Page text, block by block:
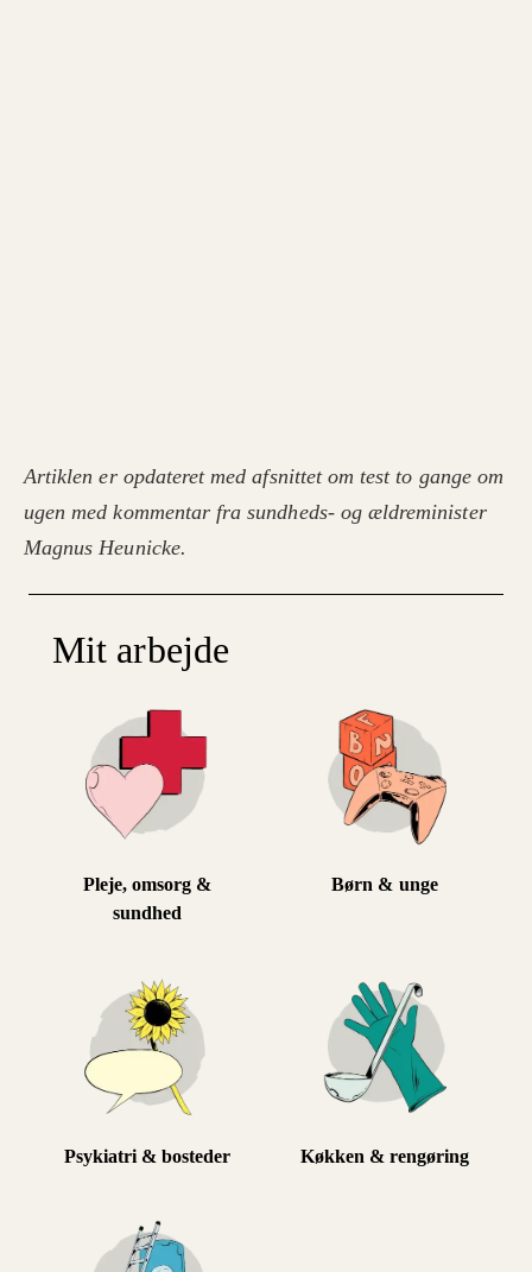
Artiklen er opdateret med afsnittet om test to gange om
ugen med kommentar fra sundheds- og ældreminister
Magnus Heunicke.
Mit arbejde
Pleje, omsorg &
sundhed
Børn & unge
Psykiatri & bosteder Køkken & rengøring